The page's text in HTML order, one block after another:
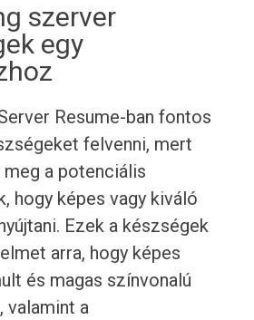
szerver
egy
Resume-ban fontos
felvenni, mert
a potenciális
hogy képes vagy kiváló
Ezek a készségek
arra, hogy képes
és magas színvonalú
valamint a